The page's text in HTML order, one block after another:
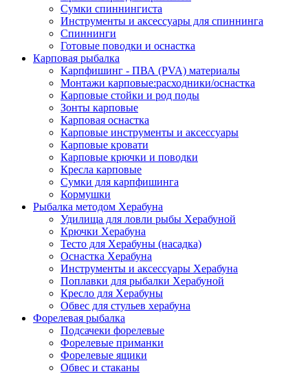
Сумки спиннингиста
Инструменты и аксессуары для спиннинга
Спиннинги
Готовые поводки и оснастка
Карповая рыбалка
Карпфишинг - ПВА (PVA) материалы
Монтажи карповые:расходники/оснастка
Карповые стойки и род поды
Зонты карповые
Карповая оснастка
Карповые инструменты и аксессуары
Карповые кровати
Карповые крючки и поводки
Кресла карповые
Сумки для карпфишинга
Кормушки
Рыбалка методом Херабуна
Удилища для ловли рыбы Херабуной
Крючки Херабуна
Тесто для Херабуны (насадка)
Оснастка Херабуна
Инструменты и аксессуары Херабуна
Поплавки для рыбалки Херабуной
Кресло для Херабуны
Обвес для стульев херабуна
Форелевая рыбалка
Подсачеки форелевые
Форелевые приманки
Форелевые ящики
Обвес и стаканы